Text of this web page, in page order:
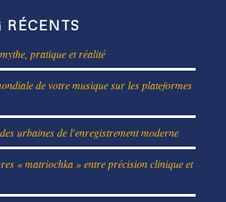
RÉCENTS
pratique et réalité
de votre musique sur les plateformes
urbaines de l'enregistrement moderne
« matriochka » entre précision clinique et